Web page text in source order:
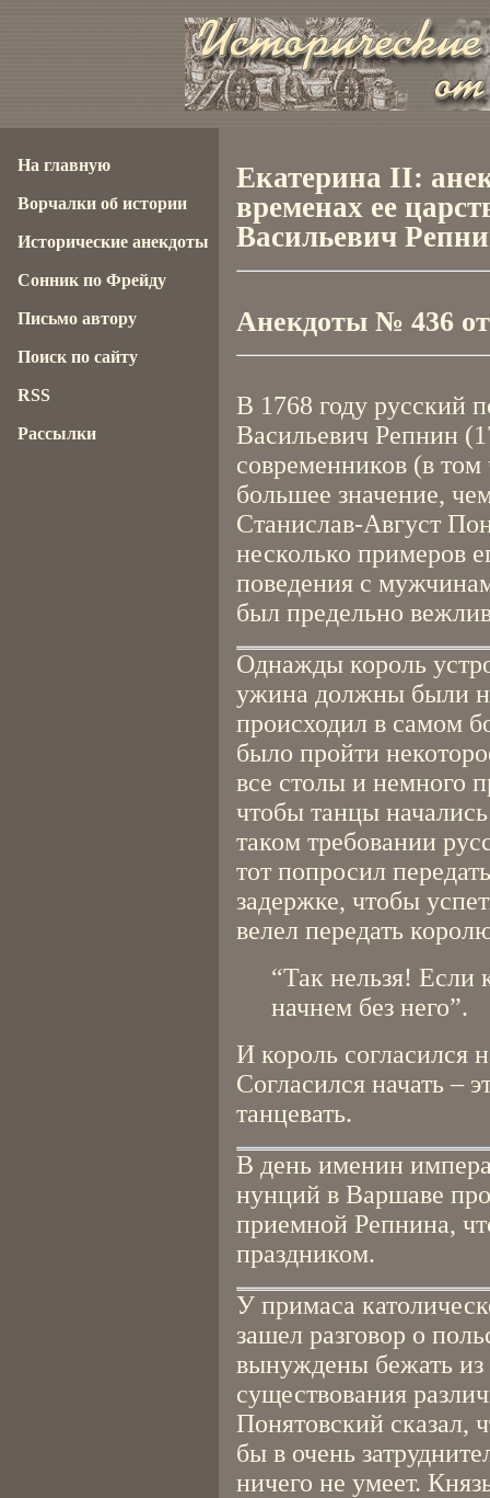
Екатерина II:
временах ее
Васильевич
Анекдоты № 436 от
В 1768 году русский
Васильевич Репнин
современников (в
большее значение,
Станислав-Август
несколько примеров
поведения с
был предельно
Однажды король
ужина должны были
происходил в самом
было пройти
все столы и немного
чтобы танцы
таком требовании
тот попросил
задержке, чтобы
велел передать
“Так нельзя! Если
начнем без него”.
И король согласился
Согласился начать –
танцевать.
В день именин
нунций в Варшаве
приемной Репнина,
праздником.
У примаса
зашел разговор о
вынуждены бежать из
существования
Понятовский сказал,
бы в очень
ничего не умеет.
На главную
Ворчалки об истории
Исторические анекдоты
Сонник по Фрейду
Письмо автору
Поиск по сайту
RSS
Рассылки